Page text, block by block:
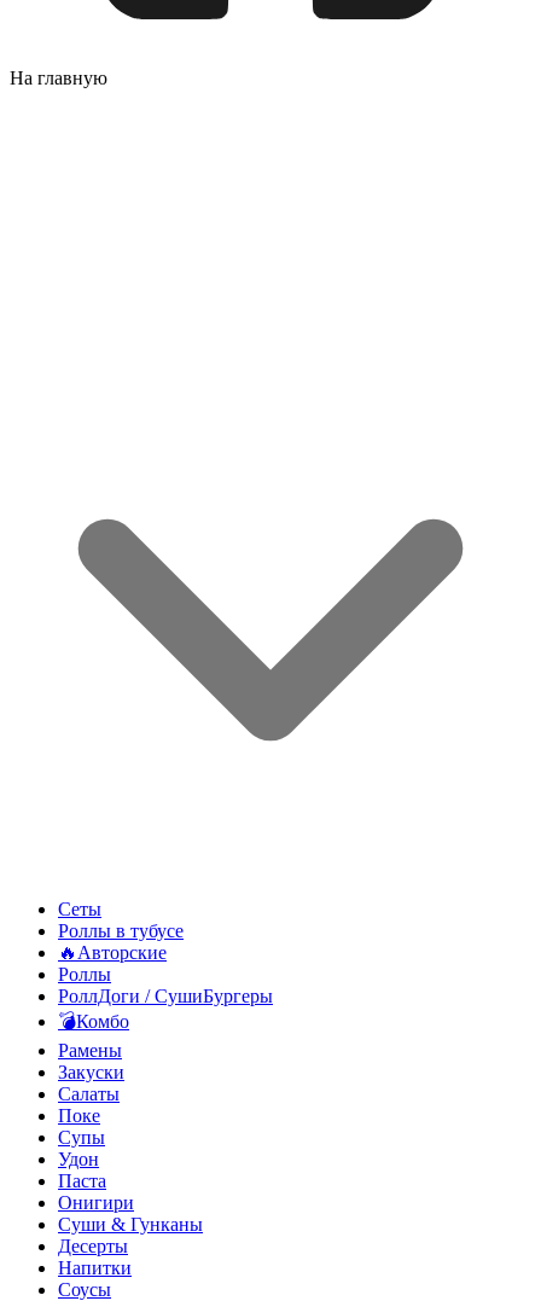
На главную
Сеты
Роллы в тубусе
🔥Авторские
Роллы
РоллДоги / СушиБургеры
💣Комбо
Рамены
Закуски
Салаты
Поке
Супы
Удон
Паста
Онигири
Суши & Гунканы
Десерты
Напитки
Соусы